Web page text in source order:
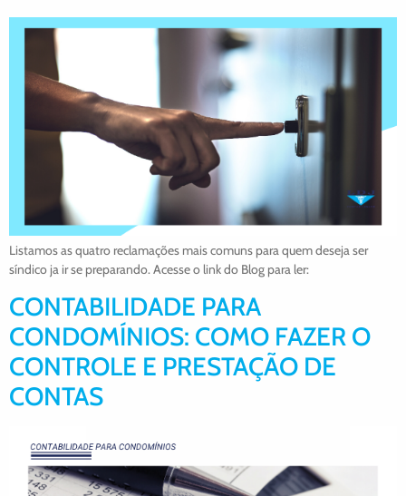
Listamos as quatro reclamações mais comuns para quem deseja ser
síndico ja ir se preparando. Acesse o link do Blog para ler:
CONTABILIDADE PARA
CONDOMÍNIOS: COMO FAZER O
CONTROLE E PRESTAÇÃO DE
CONTAS